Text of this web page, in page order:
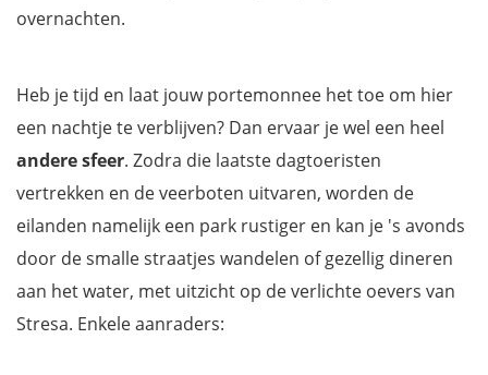
overnachten.
Heb je tijd en laat jouw portemonnee het toe om hier
een nachtje te verblijven? Dan ervaar je wel een heel
andere sfeer. Zodra die laatste dagtoeristen
vertrekken en de veerboten uitvaren, worden de
eilanden namelijk een park rustiger en kan je 's avonds
door de smalle straatjes wandelen of gezellig dineren
aan het water, met uitzicht op de verlichte oevers van
Stresa. Enkele aanraders: